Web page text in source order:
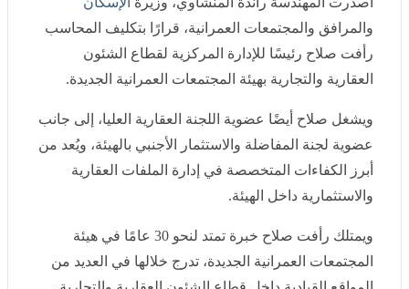
والمجتمعات العمرانية، قرارًا بتكليف المحاسب رأفت صلاح
رئيسًا للإدارة المركزية لقطاع الشئون العقارية والتجارية
بهيئة المجتمعات العمرانية الجديدة.
ويشغل صلاح أيضًا عضوية اللجنة العقارية العليا، إلى جانب
عضوية لجنة المفاضلة والاستثمار الأجنبي بالهيئة، ويُعد من
أبرز الكفاءات المتخصصة في إدارة الملفات العقارية
والاستثمارية داخل الهيئة.
ويمتلك رأفت صلاح خبرة تمتد لنحو 30 عامًا في هيئة
المجتمعات العمرانية الجديدة، تدرج خلالها في العديد من
المواقع القيادية داخل قطاع الشئون العقارية والتجارية.